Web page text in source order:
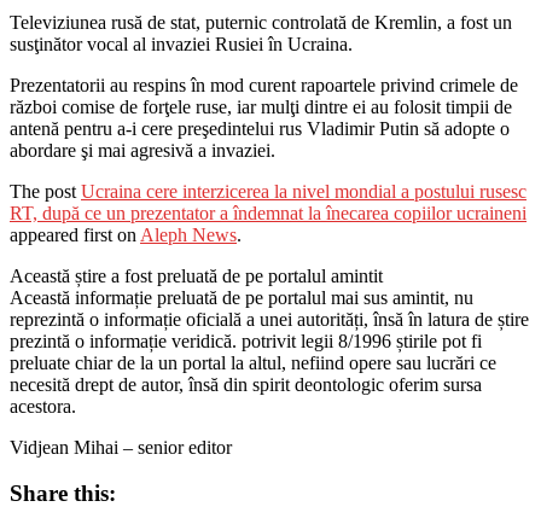
Televiziunea rusă de stat, puternic controlată de Kremlin, a fost un
susţinător vocal al invaziei Rusiei în Ucraina.
Prezentatorii au respins în mod curent rapoartele privind crimele de
război comise de forţele ruse, iar mulţi dintre ei au folosit timpii de
antenă pentru a-i cere preşedintelui rus Vladimir Putin să adopte o
abordare şi mai agresivă a invaziei.
The post Ucraina cere interzicerea la nivel mondial a postului rusesc
RT, după ce un prezentator a îndemnat la înecarea copiilor ucraineni
appeared first on Aleph News.
Această știre a fost preluată de pe portalul amintit
Această informație preluată de pe portalul mai sus amintit, nu
reprezintă o informație oficială a unei autorități, însă în latura de știre
prezintă o informație veridică. potrivit legii 8/1996 știrile pot fi
preluate chiar de la un portal la altul, nefiind opere sau lucrări ce
necesită drept de autor, însă din spirit deontologic oferim sursa
acestora.
Vidjean Mihai – senior editor
Share this: